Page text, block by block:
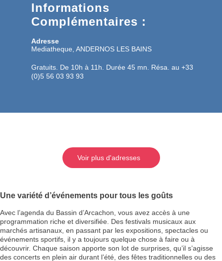
Informations
Complémentaires :
Adresse
Mediatheque, ANDERNOS LES BAINS
Gratuits. De 10h à 11h. Durée 45 mn. Résa. au +33
(0)5 56 03 93 93
Voir plus d'adresses
Une variété d’événements pour tous les goûts
Avec l’agenda du Bassin d’Arcachon, vous avez accès à une
programmation riche et diversifiée. Des festivals musicaux aux
marchés artisanaux, en passant par les expositions, spectacles ou
événements sportifs, il y a toujours quelque chose à faire ou à
découvrir. Chaque saison apporte son lot de surprises, qu’il s’agisse
des concerts en plein air durant l’été, des fêtes traditionnelles ou des